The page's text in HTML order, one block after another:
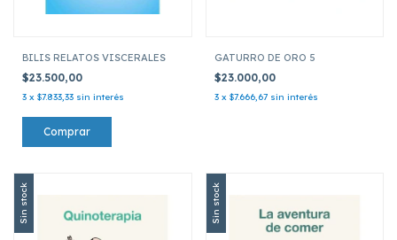
BILIS RELATOS VISCERALES
$23.500,00
3 x $7.833,33 sin interés
GATURRO DE ORO 5
$23.000,00
3 x $7.666,67 sin interés
Sin stock Sin stock